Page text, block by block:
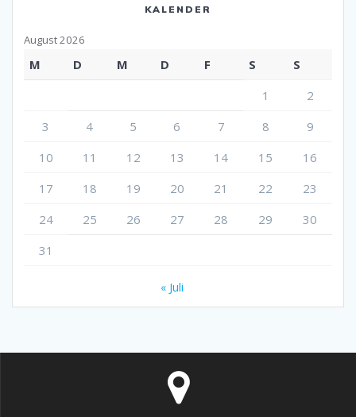
KALENDER
August 2026
M D M D F S
S
1
2
3
4 5 6 7 8
9
10
11 12 13 14 15
16
17
18 19 20 21 22
23
24
25 26 27 28 29
30
31
« Juli